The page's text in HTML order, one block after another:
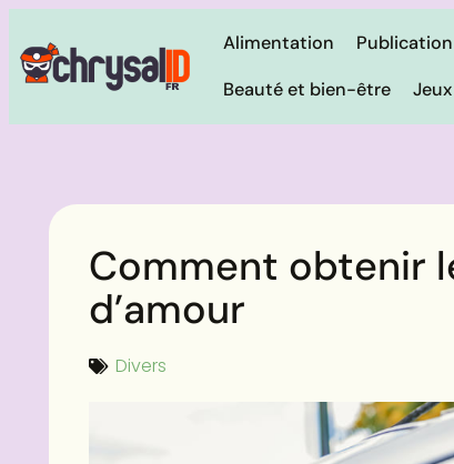
Alimentation Publication
Beauté et bien-être
Jeux
Comment obtenir
d’amour
Divers